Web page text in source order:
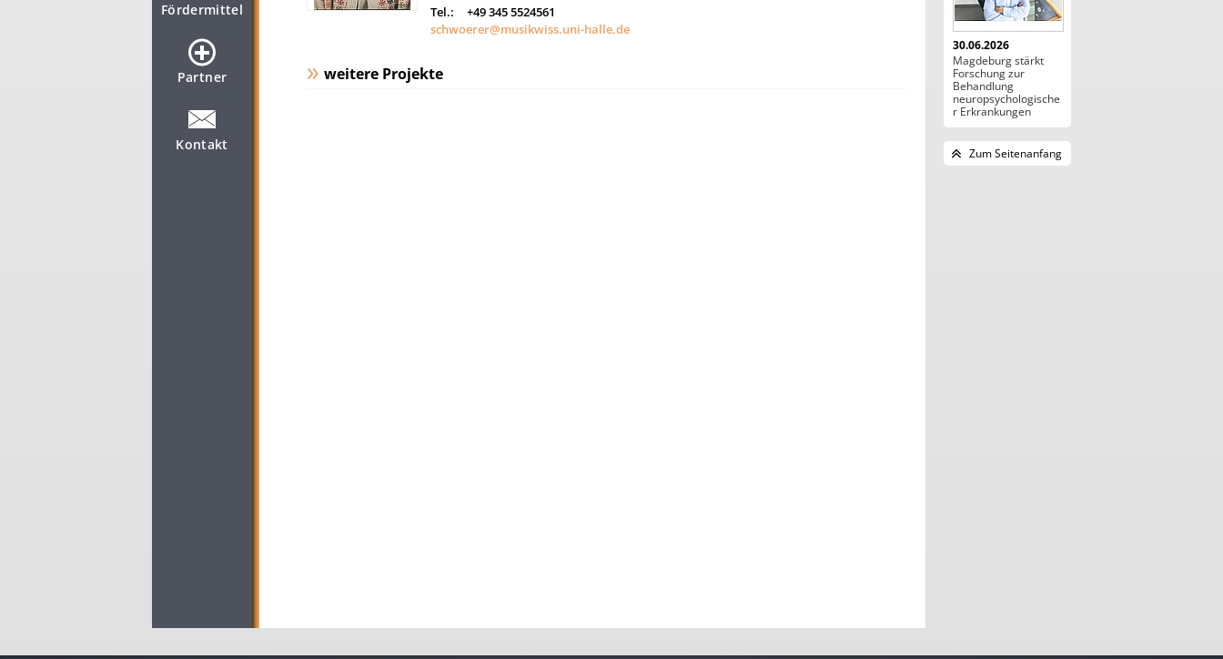
Fördermittel
Partner
Kontakt
Tel.:
+49 345 5524561
schwoerer@musikwiss.uni-halle.de
weitere Projekte
30.06.2026
Magdeburg stärkt
Forschung zur
Behandlung
neuropsychologische
r Erkrankungen
Zum Seitenanfang